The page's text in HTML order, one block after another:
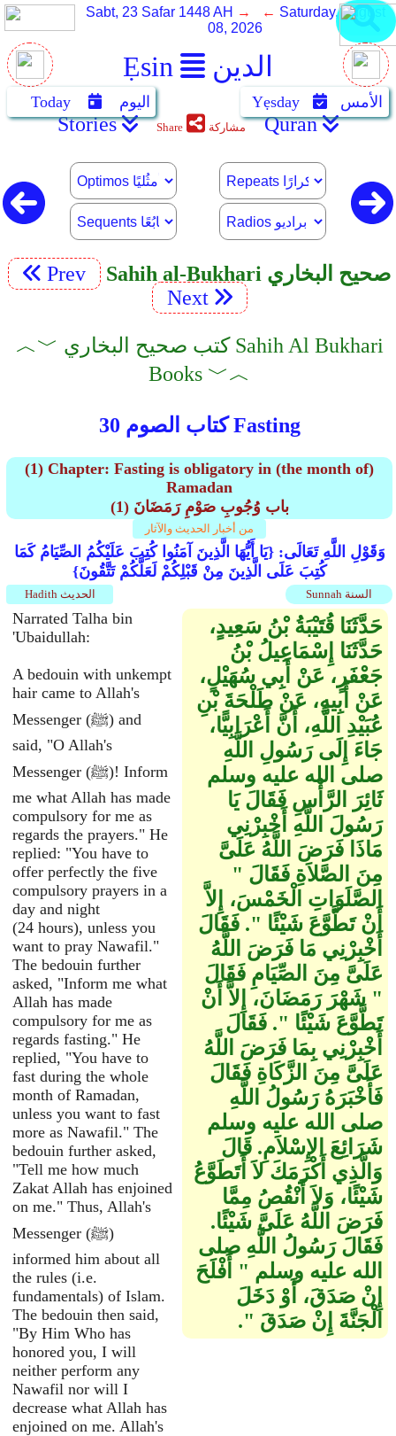
Ẹsin الدين
Sabt, 23 Safar 1448 AH → ← Saturday, August
08, 2026
Today اليوم Yẹsday الأمس
Stories Share مشاركة Quran
Prev
Sahih al-Bukhari صحيح البخاري
Next
︿﹀ كتب صحيح البخاري Sahih Al Bukhari
Books ﹀︿
كتاب الصوم 30 Fasting
(1) Chapter: Fasting is obligatory in (the month of)
Ramadan
(1) باب وُجُوبِ صَوْمِ رَمَضَانَ
من أخبار الحديث والآثار
وَقَوْلِ اللَّهِ تَعَالَى: {يَا أَيُّهَا الَّذِينَ آمَنُوا كُتِبَ عَلَيْكُمُ الصِّيَامُ كَمَا
كُتِبَ عَلَى الَّذِينَ مِنْ قَبْلِكُمْ لَعَلَّكُمْ تَتَّقُونَ}
Sunnah السنة Hadith الحديث
Narrated Talha bin
'Ubaidullah:
A bedouin with unkempt
hair came to Allah's
Messenger (ﷺ) and
said, "O Allah's
Messenger (ﷺ)! Inform
me what Allah has made
compulsory for me as
regards the prayers." He
replied: "You have to
offer perfectly the five
compulsory prayers in a
day and night
(24 hours), unless you
want to pray Nawafil."
The bedouin further
asked, "Inform me what
Allah has made
compulsory for me as
regards fasting." He
replied, "You have to
fast during the whole
month of Ramadan,
unless you want to fast
more as Nawafil." The
bedouin further asked,
"Tell me how much
Zakat Allah has enjoined
on me." Thus, Allah's
Messenger (ﷺ)
informed him about all
the rules (i.e.
fundamentals) of Islam.
The bedouin then said,
"By Him Who has
honored you, I will
neither perform any
Nawafil nor will I
decrease what Allah has
enjoined on me. Allah's
حَدَّثَنَا قُتَيْبَةُ بْنُ سَعِيدٍ،
حَدَّثَنَا إِسْمَاعِيلُ بْنُ
جَعْفَرٍ، عَنْ أَبِي سُهَيْلٍ،
عَنْ أَبِيهِ، عَنْ طَلْحَةَ بْنِ
عُبَيْدِ اللَّهِ، أَنَّ أَعْرَابِيًّا،
جَاءَ إِلَى رَسُولِ اللَّهِ
صلى الله عليه وسلم
ثَائِرَ الرَّأْسِ فَقَالَ يَا
رَسُولَ اللَّهِ أَخْبِرْنِي
مَاذَا فَرَضَ اللَّهُ عَلَىَّ
مِنَ الصَّلاَةِ فَقَالَ ‏"‏
الصَّلَوَاتِ الْخَمْسَ، إِلاَّ
أَنْ تَطَّوَّعَ شَيْئًا ‏"‏‏.‏ فَقَالَ
أَخْبِرْنِي مَا فَرَضَ اللَّهُ
عَلَىَّ مِنَ الصِّيَامِ فَقَالَ
‏"‏ شَهْرَ رَمَضَانَ، إِلاَّ أَنْ
تَطَّوَّعَ شَيْئًا ‏"‏‏.‏ فَقَالَ
أَخْبِرْنِي بِمَا فَرَضَ اللَّهُ
عَلَىَّ مِنَ الزَّكَاةِ فَقَالَ
فَأَخْبَرَهُ رَسُولُ اللَّهِ
صلى الله عليه وسلم
شَرَائِعَ الإِسْلاَمِ‏.‏ قَالَ
وَالَّذِي أَكْرَمَكَ لاَ أَتَطَوَّعُ
شَيْئًا، وَلاَ أَنْقُصُ مِمَّا
فَرَضَ اللَّهُ عَلَىَّ شَيْئًا‏.‏
فَقَالَ رَسُولُ اللَّهِ صلى
الله عليه وسلم ‏"‏ أَفْلَحَ
إِنْ صَدَقَ، أَوْ دَخَلَ
الْجَنَّةَ إِنْ صَدَقَ ‏"‏‏.‏